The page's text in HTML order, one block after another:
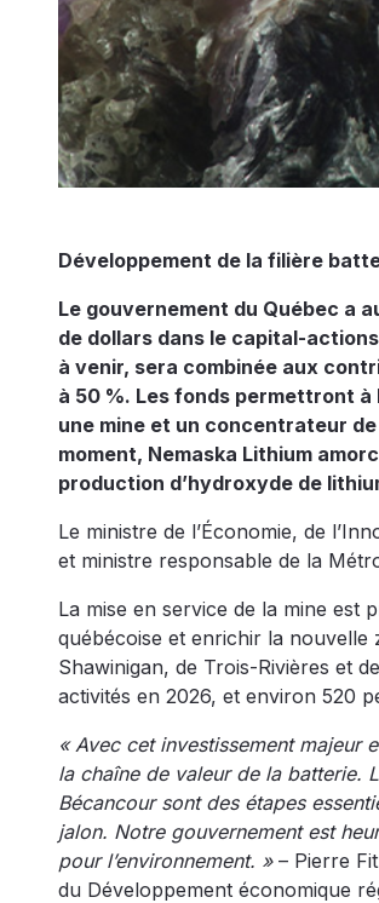
Développement de la filière
Le gouvernement du Québec a
de dollars dans le capital-
à venir, sera combinée aux
à 50 %. Les fonds permettront
une mine et un concentrateur
moment, Nemaska Lithium
production d’hydroxyde de
Le ministre de l’Économie, de
et ministre responsable de la
La mise en service de la mine est
québécoise et enrichir la nouvelle
Shawinigan, de Trois-Rivières et
activités en 2026, et environ 520
« Avec cet investissement majeur
la chaîne de valeur de la batterie.
Bécancour sont des étapes
jalon. Notre gouvernement est
pour l’environnement. »– Pierre
du Développement économique